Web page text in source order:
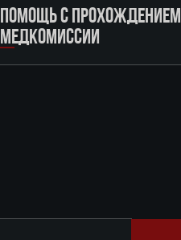
ПОМОЩЬ С ПРОХОЖДЕНИЕМ
МЕДКОМИССИИ